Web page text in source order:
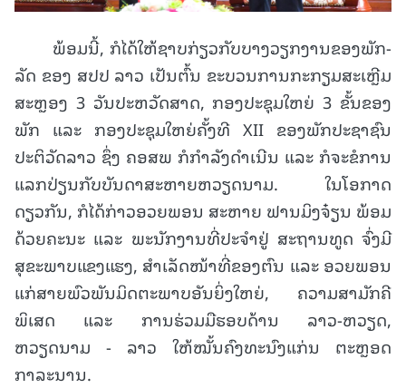
ພ້ອມນີ້, ກໍໄດ້ໃຫ້ຊາບກ່ຽວກັບບາງວຽກງານຂອງພັກ-
ລັດ ຂອງ ສປປ ລາວ ເປັນຕົ້ນ ຂະບວນການກະກຽມສະເຫຼີມ
ສະຫຼອງ 3 ວັນປະຫວັດສາດ, ກອງປະຊຸມໃຫຍ່ 3 ຂັ້ນຂອງ
ພັກ ແລະ ກອງປະຊຸມໃຫຍ່ຄັ້ງທີ XII ຂອງພັກປະຊາຊົນ
ປະຕິວັດລາວ ຊຶ່ງ ຄອສພ ກໍກຳລັງດຳເນີນ ແລະ ກໍຈະຂໍການ
ແລກປ່ຽນກັບບັນດາສະຫາຍຫວຽດນາມ. ໃນໂອກາດ
ດຽວກັນ, ກໍໄດ້ກ່າວອວຍພອນ ສະຫາຍ ຟານມິງຈ໋ຽນ ພ້ອມ
ດ້ວຍຄະນະ ແລະ ພະນັກງານທີ່ປະຈໍາຢູ່ ສະຖານທູດ ຈົ່ງມີ
ສຸຂະພາບແຂງແຮງ, ສຳເລັດໜ້າທີ່ຂອງຕົນ ແລະ ອວຍພອນ
ແກ່ສາຍພົວພັນມິດຕະພາບອັນຍິ່ງໃຫຍ່, ຄວາມສາມັກຄີ
ພິເສດ ແລະ ການຮ່ວມມືຮອບດ້ານ ລາວ-ຫວຽດ,
ຫວຽດນາມ - ລາວ ໃຫ້ໝັ້ນຄົງທະນົງແກ່ນ ຕະຫຼອດ
ກາລະນານ.